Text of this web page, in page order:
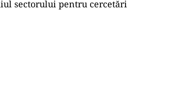
sectorului pentru cercetări